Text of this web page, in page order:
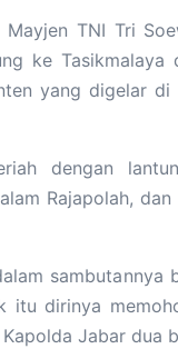
Mayjen TNI Tri
ke Tasikmalaya
yang digelar
dengan
Rajapolah,
sambutannya
itu dirinya
Jabar dua